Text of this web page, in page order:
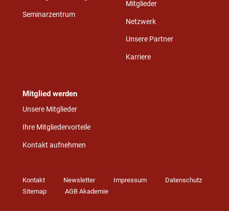
Seminarzentrum
Mitglieder
Netzwerk
Unsere Partner
Karriere
Mitglied werden
Unsere Mitglieder
Ihre Mitgliedervorteile
Kontakt aufnehmen
Kontakt Newsletter Impressum
Datenschutz
Sitemap
AGB Akademie